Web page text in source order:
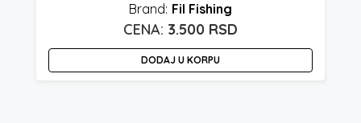
Fil Fishing
3.500 RSD
DODAJ U KORPU